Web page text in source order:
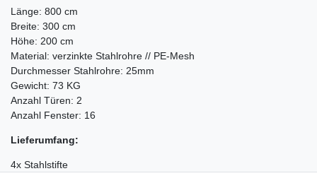
Länge: 800 cm
Breite: 300 cm
Höhe: 200 cm
Material: verzinkte Stahlrohre // PE-Mesh
Durchmesser Stahlrohre: 25mm
Gewicht: 73 KG
Anzahl Türen: 2
Anzahl Fenster: 16
Lieferumfang:
4x Stahlstifte